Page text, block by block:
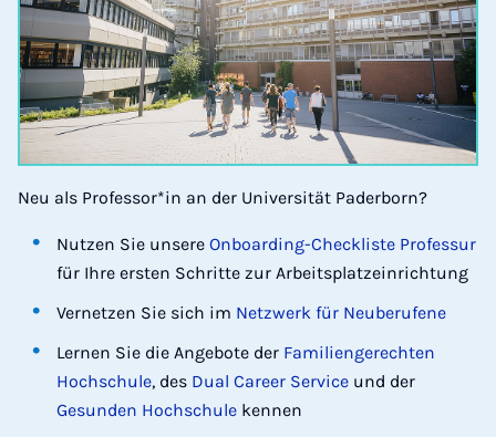
Neu als Professor*in an der Universität Paderborn?
Nutzen Sie unsereOnboarding-Checkliste Professur
für Ihre ersten Schritte zur Arbeitsplatzeinrichtung
Vernetzen Sie sich im Netzwerk für Neuberufene
Lernen Sie die Angebote der Familiengerechten
Hochschule, des Dual Career Service und der
Gesunden Hochschule kennen